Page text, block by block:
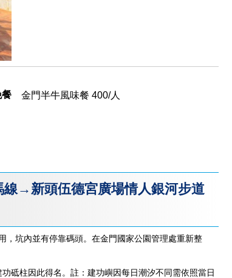
餐 金門半牛風味餐 400/人
→新頭伍德宮廣場情人銀河步道
，坑內並有停靠碼頭。在金門國家公園管理處重新整
砥柱因此得名。註：建功嶼因每日潮汐不同需依照當日